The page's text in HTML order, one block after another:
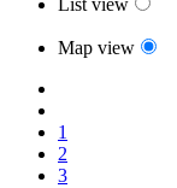
List view
Map view
1
2
3